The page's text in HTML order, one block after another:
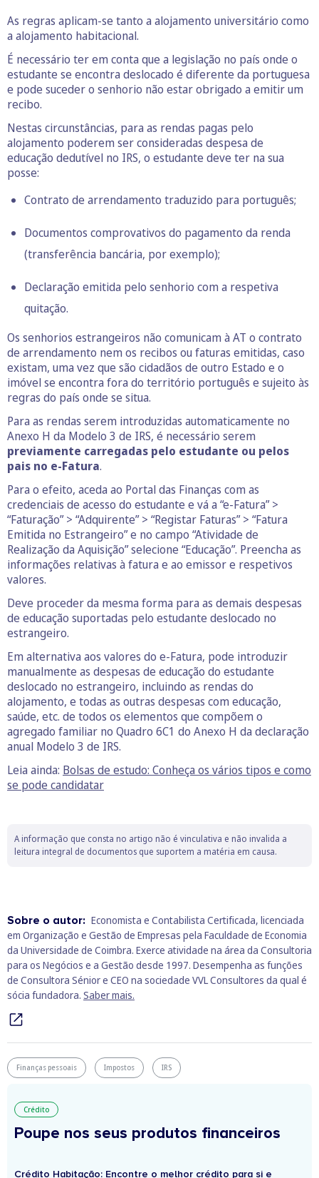
As regras aplicam-se tanto a alojamento universitário como
a alojamento habitacional.
É necessário ter em conta que a legislação no país onde o
estudante se encontra deslocado é diferente da portuguesa
e pode suceder o senhorio não estar obrigado a emitir um
recibo.
Nestas circunstâncias, para as rendas pagas pelo
alojamento poderem ser consideradas despesa de
educação dedutível no IRS, o estudante deve ter na sua
posse:
Contrato de arrendamento traduzido para português;
Documentos comprovativos do pagamento da renda
(transferência bancária, por exemplo);
Declaração emitida pelo senhorio com a respetiva
quitação.
Os senhorios estrangeiros não comunicam à AT o contrato
de arrendamento nem os recibos ou faturas emitidas, caso
existam, uma vez que são cidadãos de outro Estado e o
imóvel se encontra fora do território português e sujeito às
regras do país onde se situa.
Para as rendas serem introduzidas automaticamente no
Anexo H da Modelo 3 de IRS, é necessário serem
previamente carregadas pelo estudante ou pelos
pais no e-Fatura.
Para o efeito, aceda ao Portal das Finanças com as
credenciais de acesso do estudante e vá a “e-Fatura” >
“Faturação” > “Adquirente” > “Registar Faturas” > “Fatura
Emitida no Estrangeiro” e no campo “Atividade de
Realização da Aquisição” selecione “Educação”. Preencha as
informações relativas à fatura e ao emissor e respetivos
valores.
Deve proceder da mesma forma para as demais despesas
de educação suportadas pelo estudante deslocado no
estrangeiro.
Em alternativa aos valores do e-Fatura, pode introduzir
manualmente as despesas de educação do estudante
deslocado no estrangeiro, incluindo as rendas do
alojamento, e todas as outras despesas com educação,
saúde, etc. de todos os elementos que compõem o
agregado familiar no Quadro 6C1 do Anexo H da declaração
anual Modelo 3 de IRS.
Leia ainda: Bolsas de estudo: Conheça os vários tipos e como
se pode candidatar
A informação que consta no artigo não é vinculativa e não invalida a
leitura integral de documentos que suportem a matéria em causa.
Sobre o autor: Economista e Contabilista Certificada, licenciada
em Organização e Gestão de Empresas pela Faculdade de Economia
da Universidade de Coimbra. Exerce atividade na área da Consultoria
para os Negócios e a Gestão desde 1997. Desempenha as funções
de Consultora Sénior e CEO na sociedade VVL Consultores da qual é
sócia fundadora. Saber mais.
Finanças pessoais Impostos IRS
Crédito
Poupe nos seus produtos financeiros
Crédito Habitação: Encontre o melhor crédito para si e